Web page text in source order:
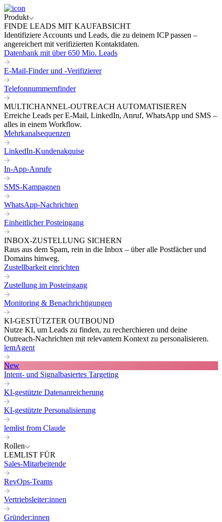
Produkt
FINDE LEADS MIT KAUFABSICHT
Identifiziere Accounts und Leads, die zu deinem ICP passen –
angereichert mit verifizierten Kontaktdaten.
Datenbank mit über 650 Mio. Leads
E-Mail-Finder und -Verifizierer
Telefonnummernfinder
MULTICHANNEL-OUTREACH AUTOMATISIEREN
Erreiche Leads per E-Mail, LinkedIn, Anruf, WhatsApp und SMS –
alles in einem Workflow.
Mehrkanalsequenzen
LinkedIn-Kundenakquise
In-App-Anrufe
SMS-Kampagnen
WhatsApp-Nachrichten
Einheitlicher Posteingang
INBOX-ZUSTELLUNG SICHERN
Raus aus dem Spam, rein in die Inbox – über alle Postfächer und
Domains hinweg.
Zustellbarkeit einrichten
Zustellung im Posteingang
Monitoring & Benachrichtigungen
KI-GESTÜTZTER OUTBOUND
Nutze KI, um Leads zu finden, zu recherchieren und deine
Outreach-Nachrichten mit relevantem Kontext zu personalisieren.
lemAgent
New
Intent- und Signalbasiertes Targeting
KI-gestützte Datenanreicherung
KI-gestützte Personalisierung
lemlist from Claude
Rollen
LEMLIST FÜR
Sales-Mitarbeitende
RevOps-Teams
Vertriebsleiter:innen
Gründer:innen